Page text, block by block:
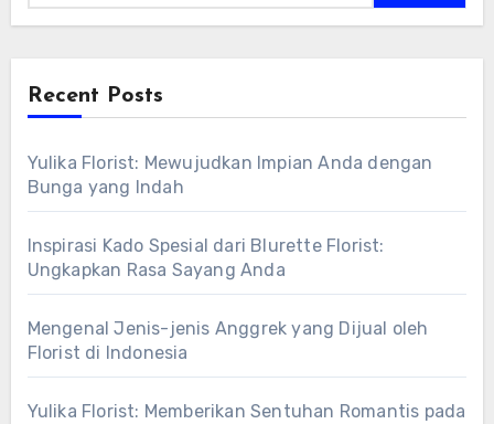
Recent Posts
Yulika Florist: Mewujudkan Impian Anda dengan
Bunga yang Indah
Inspirasi Kado Spesial dari Blurette Florist:
Ungkapkan Rasa Sayang Anda
Mengenal Jenis-jenis Anggrek yang Dijual oleh
Florist di Indonesia
Yulika Florist: Memberikan Sentuhan Romantis pada